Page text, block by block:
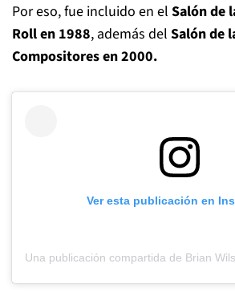
Por eso, fue incluido en el Salón de
Roll en 1988, además del Salón de
Compositores en 2000.
Ver esta publicación en